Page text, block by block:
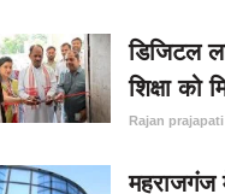
डिजिटल
शिक्षा को
Rajan prajapati
महराजगंज